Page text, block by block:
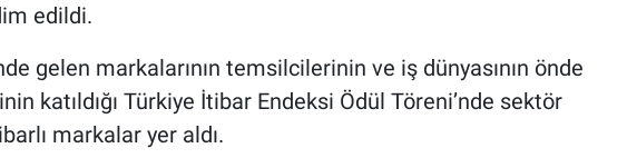
edildi.
gelen markalarının temsilcilerinin ve iş dünyasının önde
katıldığı Türkiye İtibar Endeksi Ödül Töreni’nde sektör
markalar yer aldı.